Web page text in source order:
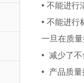
• 不能进行
• 不能进行
一旦在质
• 减少了不
• 产品质量